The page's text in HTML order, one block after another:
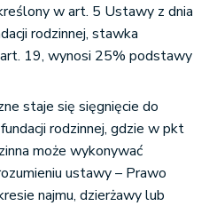
w art. 5 Ustawy z dnia
rodzinnej, stawka
19, wynosi 25% podstawy
staje się sięgnięcie do
rodzinnej, gdzie w pkt
może wykonywać
ustawy – Prawo
najmu, dzierżawy lub